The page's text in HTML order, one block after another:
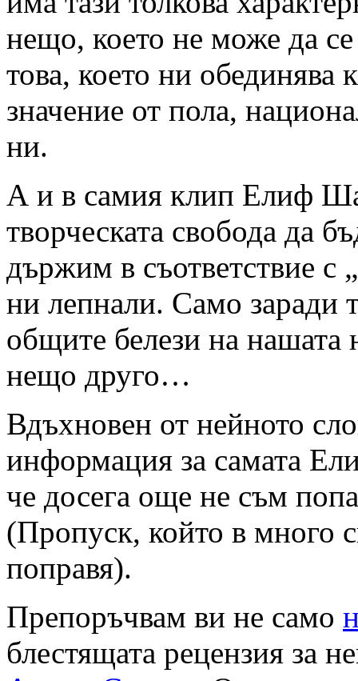
нещо, което не може да
това, което ни обединява
значение от пола,
ни.
А и в самия клип Елиф
творческата свобода да
държим в съответствие с
ни лепнали. Само заради
общите белези на нашата
нещо друго…
Вдъхновен от нейното
информация за самата
че досега още не съм
(Пропуск, който в много
поправя).
Препоръчвам ви не само
блестящата рецензия за